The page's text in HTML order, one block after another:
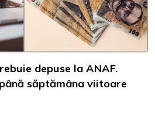
depuse la ANAF.
săptămâna viitoare